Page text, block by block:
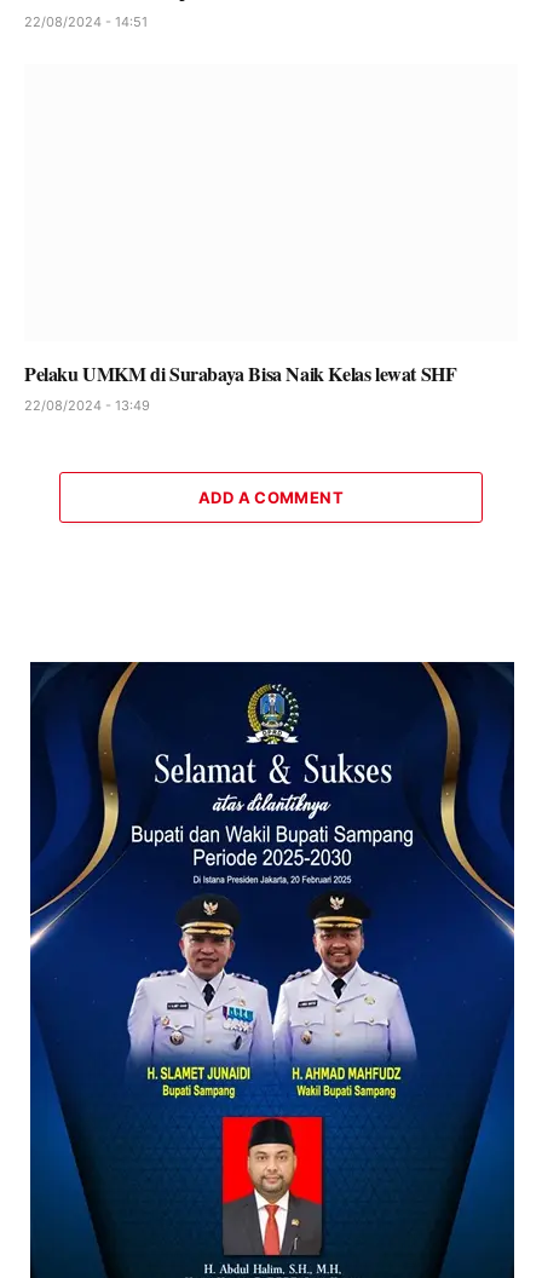
22/08/2024 - 14:51
Pelaku UMKM di Surabaya Bisa Naik Kelas lewat SHF
22/08/2024 - 13:49
ADD A COMMENT